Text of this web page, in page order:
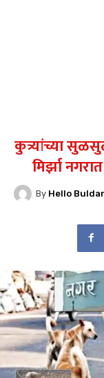
कुत्र्यांच्या
मिर्झा
By Hello